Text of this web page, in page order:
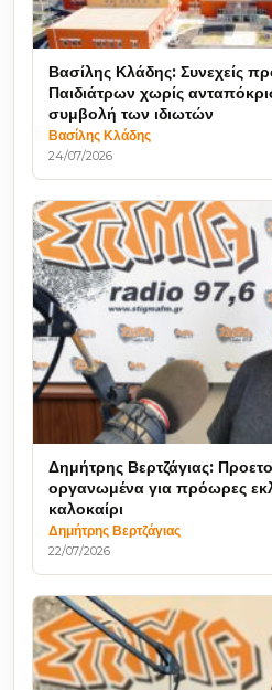
Βασίλης Κλάδης: Συνεχείς
Παιδιάτρων χωρίς
συμβολή των ιδιωτών
Βασίλης Κλάδης
24/07/2026
Δημήτρης Βερτζάγιας:
οργανωμένα για πρόωρες
καλοκαίρι
Δημήτρης Βερτζάγιας
22/07/2026